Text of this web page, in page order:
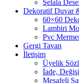
Şelala
Dekoratif Duvar
60×60
Lambiri
Pvc
Gergi Tavan
İletişim
Üyelik
İade,
Mesafeli